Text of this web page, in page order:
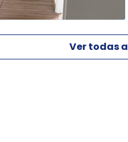
Ver todas